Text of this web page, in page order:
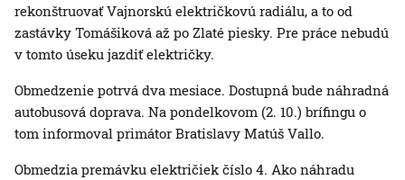
rekonštruovať Vajnorskú električkovú radiálu, a to od
zastávky Tomášiková až po Zlaté piesky. Pre práce nebudú
v tomto úseku jazdiť električky.
Obmedzenie potrvá dva mesiace. Dostupná bude náhradná
autobusová doprava. Na pondelkovom (2. 10.) brífingu o
tom informoval primátor Bratislavy Matúš Vallo.
Obmedzia premávku električiek číslo 4. Ako náhradu